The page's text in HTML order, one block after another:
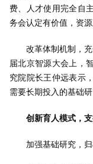
费、人才使用完全自
务会认定有价值，资源
改革体制机制，
届北京智源大会上，
究院院长王仲远表示
需要长期投入的基础
创新育人模式，
加强基础研究，